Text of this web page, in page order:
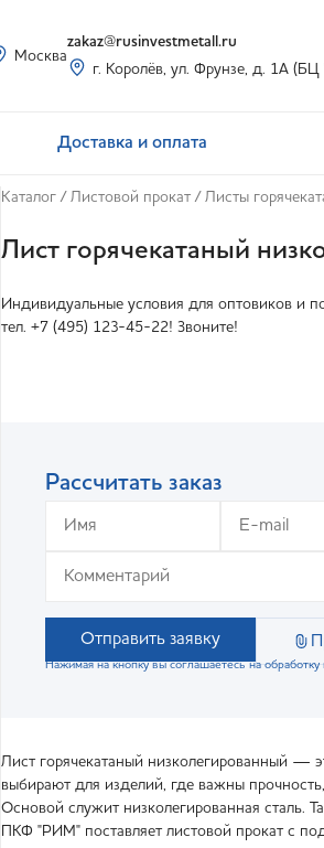
Москва
zakaz@rusinvestmetall.ru
г. Королёв, ул. Фрунзе, д. 1А (БЦ
Доставка и оплата
Каталог / Листовой прокат / Листы
Лист горячекатаный
Индивидуальные условия для оптовиков и
тел. +7 (495) 123-45-22! Звоните!
Рассчитать заказ
Отправить заявку
Нажимая на кнопку вы соглашаетесь на
Лист горячекатаный низколегированный —
выбирают для изделий, где важны
Основой служит низколегированная сталь.
ПКФ "РИМ" поставляет листовой прокат с